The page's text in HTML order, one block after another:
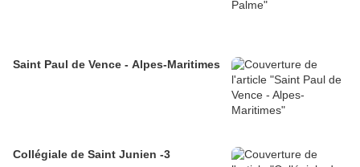
Saint Paul de Vence - Alpes-Maritimes
Collégiale de Saint Junien -3